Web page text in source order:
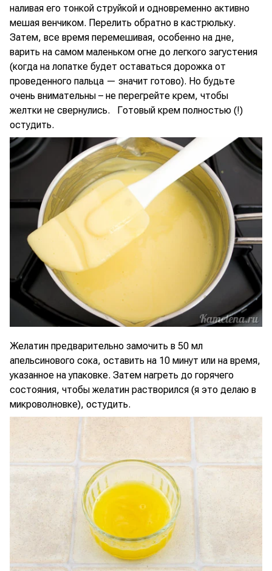
наливая его тонкой струйкой и одновременно активно
мешая венчиком. Перелить обратно в кастрюльку.
Затем, все время перемешивая, особенно на дне,
варить на самом маленьком огне до легкого загустения
(когда на лопатке будет оставаться дорожка от
проведенного пальца — значит готово). Но будьте
очень внимательны – не перегрейте крем, чтобы
желтки не свернулись. Готовый крем полностью (!)
остудить.
Желатин предварительно замочить в 50 мл
апельсинового сока, оставить на 10 минут или на время,
указанное на упаковке. Затем нагреть до горячего
состояния, чтобы желатин растворился (я это делаю в
микроволновке), остудить.